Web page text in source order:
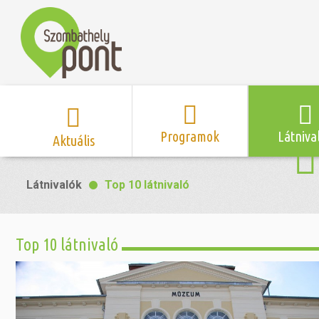
Aktuális Programok
Program naptár
Szent Márton
Mozi
Színház/Tánc
Szent
Zsidó
Hírek
Sport és
Látnivalók Top 10 látnivaló
Top 10 látnivaló